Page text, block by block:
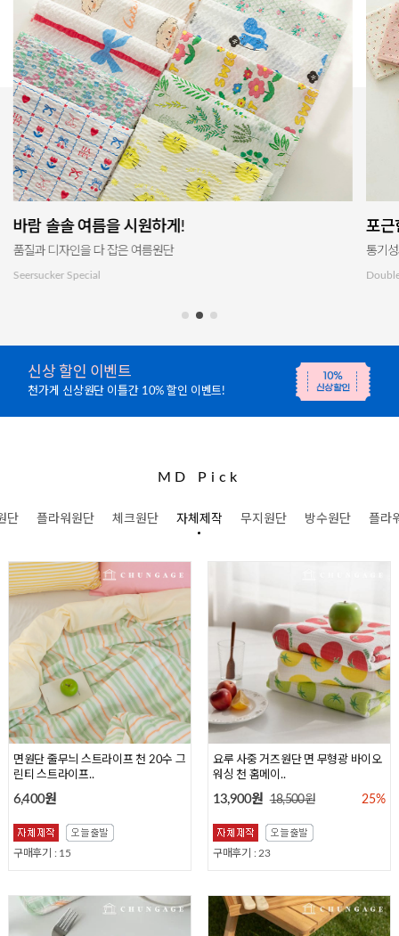
바람 솔솔 여름을 시원하게!
품질과 디자인을 다 잡은 여름원단
Seersucker Special
포근
통기
신상 할인 이벤트
천가게 신상원단 이틀간 10% 할인 이벤트!
MD Pick
단 플라워원단 체크원단 자체제작 무지원단 방수원단 플라
면원단 꽃무늬 플라워 천 20수 플람므
375
6,400원
구매후기 : 81
면원단 체크 천 20수 평직 원단 스위
티 339
6,400원
구매후기 : 21
면원단 체크 천 20수 원단 해피멜로 3
06
6,400원
면원단 줄무늬 스트라이프 천 20수 그
린티 스트라이프..
6,400원
구매후기 : 15
요루 사중 거즈원단 면 무형광 바이오
워싱 천 홈메이..
13,900원 18,500원 25%
구매후기 : 23